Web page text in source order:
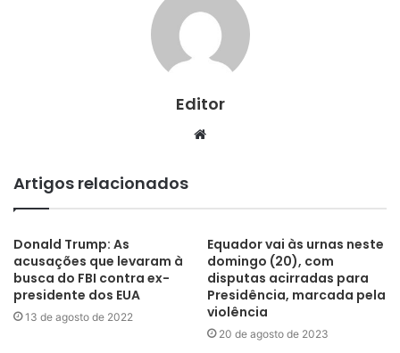
Editor
Website
Artigos relacionados
Donald Trump: As
acusações que levaram à
busca do FBI contra ex-
presidente dos EUA
13 de agosto de 2022
Equador vai às urnas neste
domingo (20), com
disputas acirradas para
Presidência, marcada pela
violência
20 de agosto de 2023